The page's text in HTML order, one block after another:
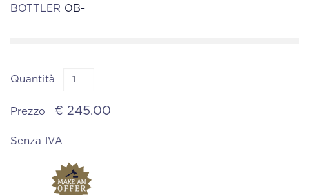
BOTTLER OB-
Quantità
Prezzo € 245.00
Senza IVA